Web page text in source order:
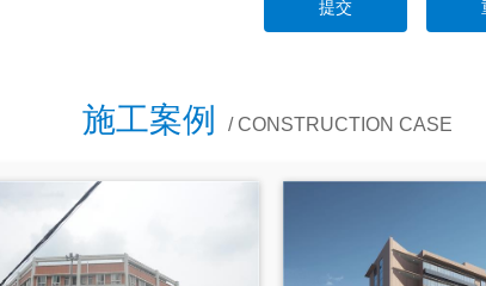
施工案例 / CONSTRUCTION CASE